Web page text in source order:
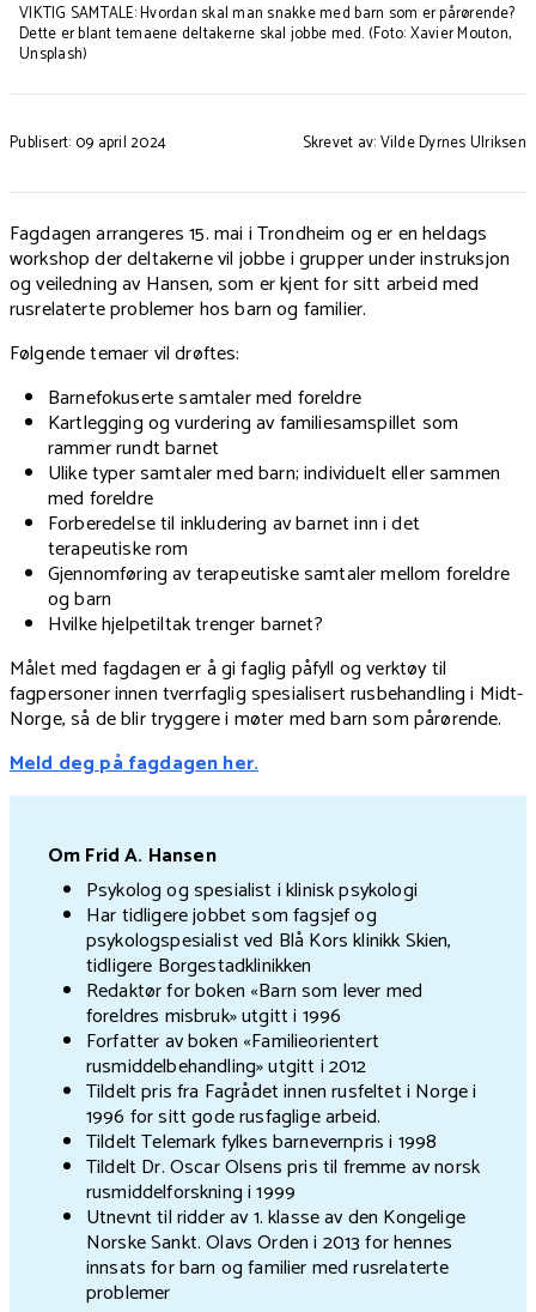
VIKTIG SAMTALE: Hvordan skal man snakke med barn som er pårørende?
Dette er blant temaene deltakerne skal jobbe med. (Foto: Xavier Mouton,
Unsplash)
Publisert: 09 april 2024 Skrevet av: Vilde Dyrnes Ulriksen
Fagdagen arrangeres 15. mai i Trondheim og er en heldags
workshop der deltakerne vil jobbe i grupper under instruksjon
og veiledning av Hansen, som er kjent for sitt arbeid med
rusrelaterte problemer hos barn og familier.
Følgende temaer vil drøftes:
Barnefokuserte samtaler med foreldre
Kartlegging og vurdering av familiesamspillet som
rammer rundt barnet
Ulike typer samtaler med barn; individuelt eller sammen
med foreldre
Forberedelse til inkludering av barnet inn i det
terapeutiske rom
Gjennomføring av terapeutiske samtaler mellom foreldre
og barn
Hvilke hjelpetiltak trenger barnet?
Målet med fagdagen er å gi faglig påfyll og verktøy til
fagpersoner innen tverrfaglig spesialisert rusbehandling i Midt-
Norge, så de blir tryggere i møter med barn som pårørende.
Meld deg på fagdagen her.
Om Frid A. Hansen
Psykolog og spesialist i klinisk psykologi
Har tidligere jobbet som fagsjef og
psykologspesialist ved Blå Kors klinikk Skien,
tidligere Borgestadklinikken
Redaktør for boken «Barn som lever med
foreldres misbruk» utgitt i 1996
Forfatter av boken «Familieorientert
rusmiddelbehandling» utgitt i 2012
Tildelt pris fra Fagrådet innen rusfeltet i Norge i
1996 for sitt gode rusfaglige arbeid.
Tildelt Telemark fylkes barnevernpris i 1998
Tildelt Dr. Oscar Olsens pris til fremme av norsk
rusmiddelforskning i 1999
Utnevnt til ridder av 1. klasse av den Kongelige
Norske Sankt. Olavs Orden i 2013 for hennes
innsats for barn og familier med rusrelaterte
problemer